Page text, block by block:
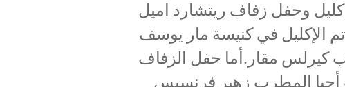
وحفل زفاف ريتشارد اميل
الإكليل في كنيسة مار يوسف
كيرلس مقار.أما حفل الزفاف
أحيا المطرب زهير فرنسيس